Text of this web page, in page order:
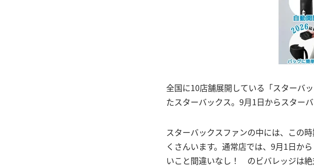
全国に10店舗展開している「スターバ
たスターバックス。9月1日からスター
スターバックスファンの中には、この
くさんいます。通常店では、9月1日か
いこと間違いなし！ のビバレッジは